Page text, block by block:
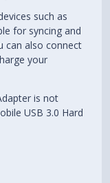
such as
for syncing and
can also connect
your
is not
USB 3.0 Hard